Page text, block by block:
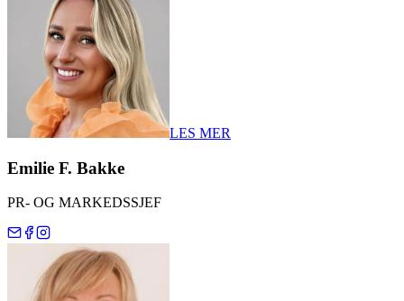
LES MER
Emilie F. Bakke
PR- OG MARKEDSSJEF